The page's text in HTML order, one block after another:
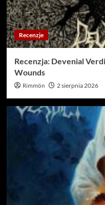
Recenzje
Recenzja: Devenial
Wounds
Rimmön 2 sierpnia 2026